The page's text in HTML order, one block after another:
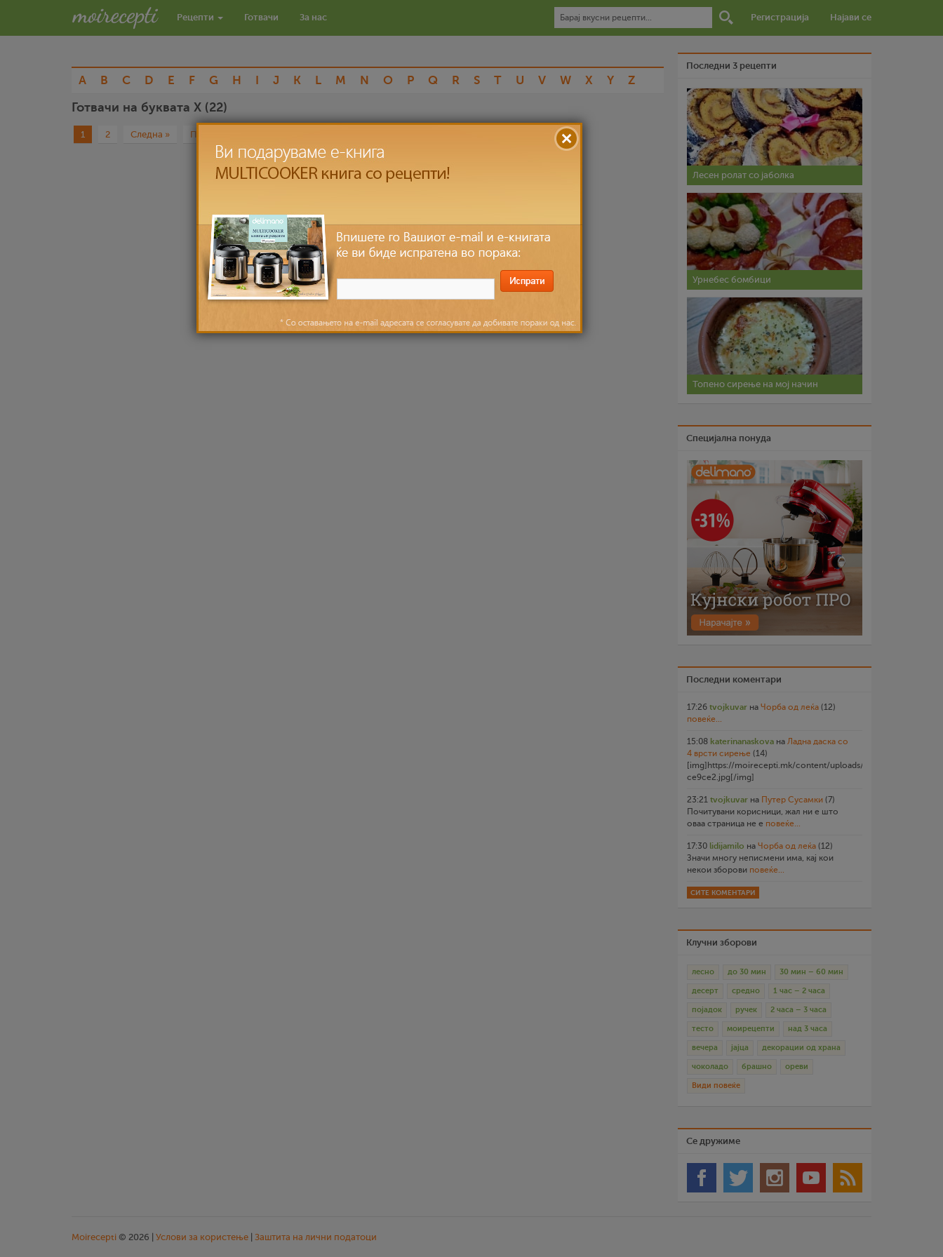
Рецепти Готвачи За нас Регистрација Најави се
A B C D E F G H I J K L M N O P Q R S T U V W X Y Z
Готвачи на буквата X (22)
1 2 Следна » Последна
Последни 3 рецепти
Лесен ролат со јаболка
Урнебес бомбици
Топено сирење на мој начин
Специјална понуда
Последни коментари
17:26 tvojkuvar на Чорба од леќа (12)
повеќе...
15:08 katerinanaskova на Ладна даска со
4 врсти сирење (14)
[img]https://moirecepti.mk/content/uploads/2026/07/
ce9ce2.jpg[/img]
23:21 tvojkuvar на Путер Сусамки (7)
Почитувани корисници, жал ни е што
оваа страница не е повеќе...
17:30 lidijamilo на Чорба од леќа (12)
Значи многу неписмени има, кај кои
некои зборови повеќе...
СИТЕ КОМЕНТАРИ
Клучни зборови
лесно до 30 мин 30 мин – 60 мин
десерт средно 1 час – 2 часа
појадок ручек 2 часа – 3 часа
тесто моирецепти над 3 часа
вечера јајца декорации од храна
чоколадо брашно ореви
Види повеќе
Се дружиме
Moirecepti © 2026 | Услови за користење Заштита на лични податоци